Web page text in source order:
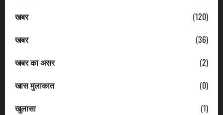
खबर
(120)
खबर
(36)
खबर का असर
(2)
खास मुलाकात
(0)
खुलासा
(1)